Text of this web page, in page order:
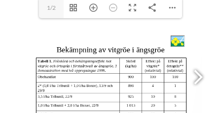
1/2